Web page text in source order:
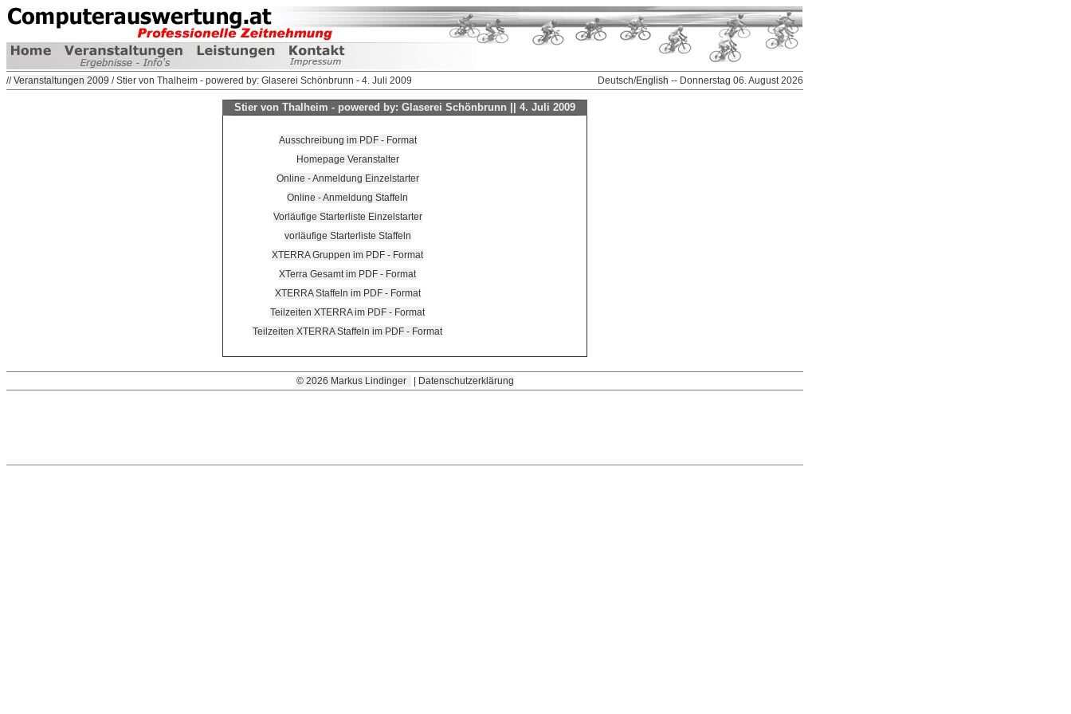
//Veranstaltungen 2009 / Stier von Thalheim - powered by: Glaserei Schönbrunn - 4. Juli 2009 Deutsch/English -- Donnerstag 06. August 2026
Stier von Thalheim - powered by: Glaserei Schönbrunn || 4. Juli 2009
Ausschreibung im PDF - Format
Homepage Veranstalter
Online - Anmeldung Einzelstarter
Online - Anmeldung Staffeln
Vorläufige Starterliste Einzelstarter
vorläufige Starterliste Staffeln
XTERRA Gruppen im PDF - Format
XTerra Gesamt im PDF - Format
XTERRA Staffeln im PDF - Format
Teilzeiten XTERRA im PDF - Format
Teilzeiten XTERRA Staffeln im PDF - Format
© 2026 Markus Lindinger Datenschutzerklärung